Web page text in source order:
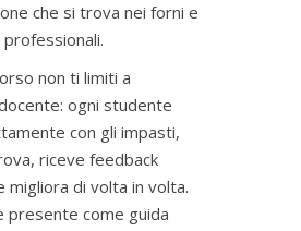
che si trova nei forni e
professionali.
non ti limiti a
ogni studente
con gli impasti,
riceve feedback
migliora di volta in volta.
presente come guida